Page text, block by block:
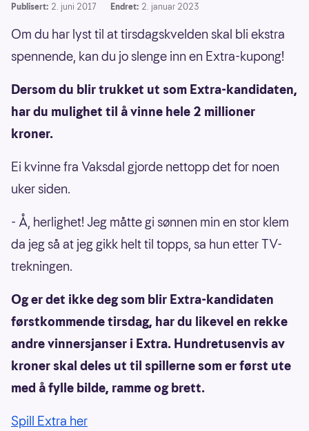
Publisert: 2. juni 2017 Endret: 2. januar 2023
Om du har lyst til at tirsdagskvelden skal bli ekstra
spennende, kan du jo slenge inn en Extra-kupong!
Dersom du blir trukket ut som Extra-kandidaten,
har du mulighet til å vinne hele 2 millioner
kroner.
Ei kvinne fra Vaksdal gjorde nettopp det for noen
uker siden.
- Å, herlighet! Jeg måtte gi sønnen min en stor klem
da jeg så at jeg gikk helt til topps, sa hun etter TV-
trekningen.
Og er det ikke deg som blir Extra-kandidaten
førstkommende tirsdag, har du likevel en rekke
andre vinnersjanser i Extra. Hundretusenvis av
kroner skal deles ut til spillerne som er først ute
med å fylle bilde, ramme og brett.
Spill Extra her